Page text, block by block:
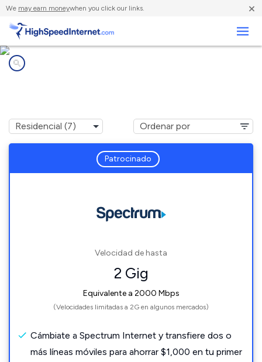
We may earn moneywhen you click our links. ×
Patrocinado
Velocidad de hasta
2 Gig
Equivalente a 2000 Mbps
(Velocidades limitadas a 2G en algunos mercados)
Cámbiate a Spectrum Internet y transfiere dos o
más líneas móviles para ahorrar $1,000 en tu primer